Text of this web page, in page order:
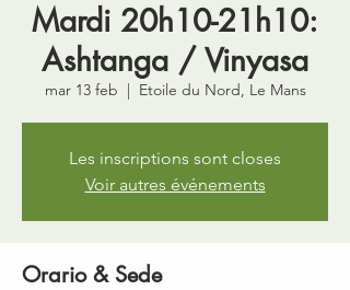
Mardi 20h10-21h10:
Ashtanga / Vinyasa
mar 13 feb
  |
Etoile du Nord, Le Mans
Les inscriptions sont closes
Voir autres événements
Orario & Sede